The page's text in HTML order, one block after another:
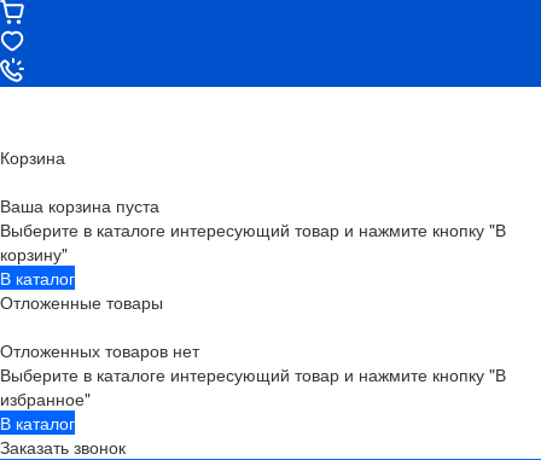
Корзина
Ваша корзина пуста
Выберите в каталоге интересующий товар и нажмите кнопку "В
корзину"
В каталог
Отложенные товары
Отложенных товаров нет
Выберите в каталоге интересующий товар и нажмите кнопку "В
избранное"
В каталог
Заказать звонок